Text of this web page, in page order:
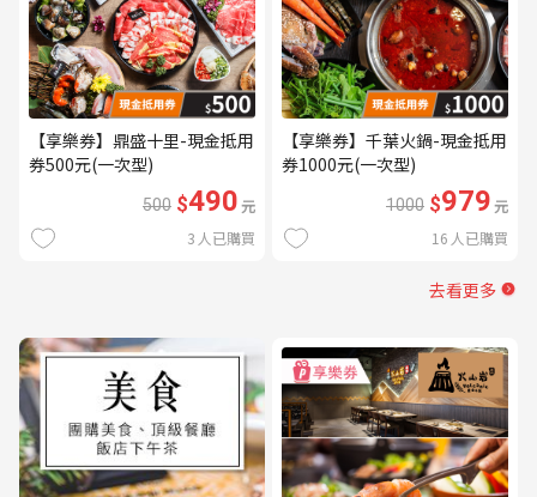
【享樂券】鼎盛十里-現金抵用
券500元(一次型)
500 $490元
3 人已購買
【享樂券】千葉火鍋-現金抵用
券1000元(一次型)
1000 $979元
16 人已購買
去看更多